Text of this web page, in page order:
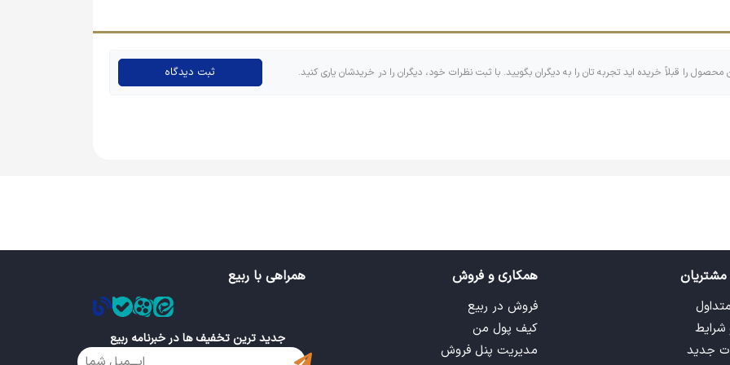
که اندازه‌های کوچک و بزرگ و گاهی مربع و مستطیل دارد که البته مثل پیکسل دایره‌ای محبوب نیستند و چه از نظر
تشکیل شده است! با وجود اینکه جاکلیدی ها کابرهای زیاد و مهم دارند، اما این محصول بسیار با صرفه بوده و
محصول را قبلاً خریده اید تجربه تان را به دیگران بگویید. با ثبت نظرات خود، دیگران را در خریدشان یاری کنید. ثبت دیدگاه
شرایط
جدید
همکاری و فروش
فروش در ربیع
کیف پول من
مدیریت پنل فروش
همراهی با ربیع
جدید ترین تخفیف ها در خبرنامه ربیع